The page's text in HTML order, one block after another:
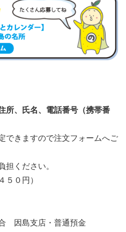
所、氏名、電話番号（携帯番
できますので注文フォームへご
担ください。
５０円）
因島支店・普通預金